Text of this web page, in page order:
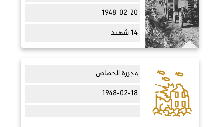
1948-02-20
14 شهيد
مجزرة الخصاص
1948-02-18